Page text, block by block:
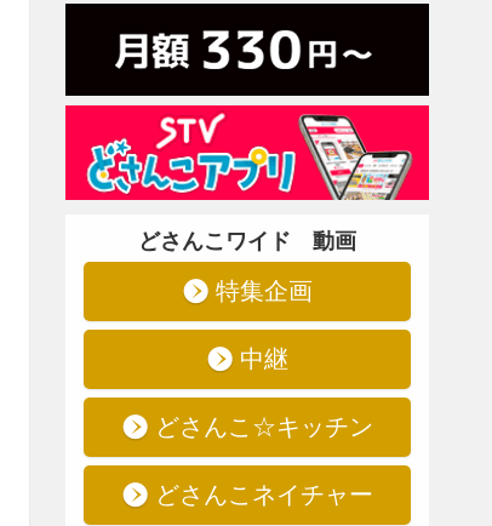
どさんこワイド 動画
特集企画
中継
どさんこ☆キッチン
どさんこネイチャー